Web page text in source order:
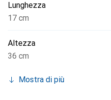
Lunghezza
17 cm
Altezza
36 cm
Mostra di più